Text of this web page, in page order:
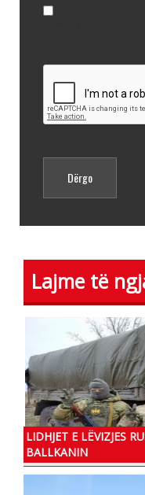
Lajme të
LIDHJET E LËVIZJES
BALLKANIN